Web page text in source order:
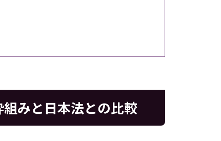
みと日本法との比較